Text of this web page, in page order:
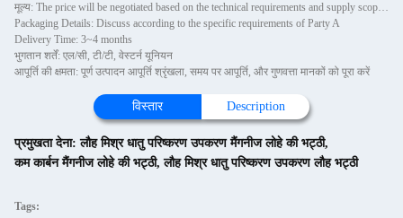
मूल्य: The price will be negotiated based on the technical requirements and supply scope of Party A
Packaging Details: Discuss according to the specific requirements of Party A
Delivery Time: 3~4 months
भुगतान शर्तें: एल/सी, टी/टी, वेस्टर्न यूनियन
आपूर्ति की क्षमता: पूर्ण उत्पादन आपूर्ति श्रृंखला, समय पर आपूर्ति, और गुणवत्ता मानकों को पूरा करें
विस्तार Description
प्रमुखता देना:लौह मिश्र धातु परिष्करण उपकरण मैंगनीज लोहे की भट्ठी,
कम कार्बन मैंगनीज लोहे की भट्ठी,लौह मिश्र धातु परिष्करण उपकरण लौह भट्ठी
Tags: